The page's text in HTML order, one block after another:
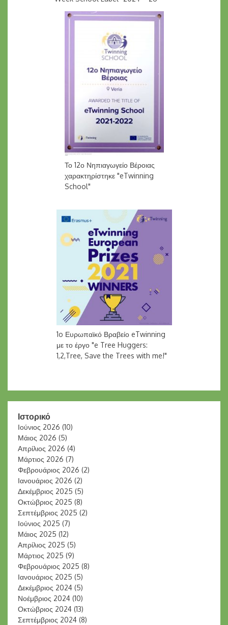
Το 12ο Νηπιαγωγείο Βέροιας
χαρακτηρίστηκε "eTwinning
School"
1o Ευρωπαϊκό Βραβείο eTwinning
με το έργο "e Tree Huggers:
1,2,Tree, Save the Trees with me!"
Ιστορικό
Ιούνιος 2026 (10)
Μάιος 2026 (5)
Απρίλιος 2026 (4)
Μάρτιος 2026 (7)
Φεβρουάριος 2026 (2)
Ιανουάριος 2026 (2)
Δεκέμβριος 2025 (5)
Οκτώβριος 2025 (8)
Σεπτέμβριος 2025 (2)
Ιούνιος 2025 (7)
Μάιος 2025 (12)
Απρίλιος 2025 (5)
Μάρτιος 2025 (9)
Φεβρουάριος 2025 (8)
Ιανουάριος 2025 (5)
Δεκέμβριος 2024 (5)
Νοέμβριος 2024 (10)
Οκτώβριος 2024 (13)
Σεπτέμβριος 2024 (8)